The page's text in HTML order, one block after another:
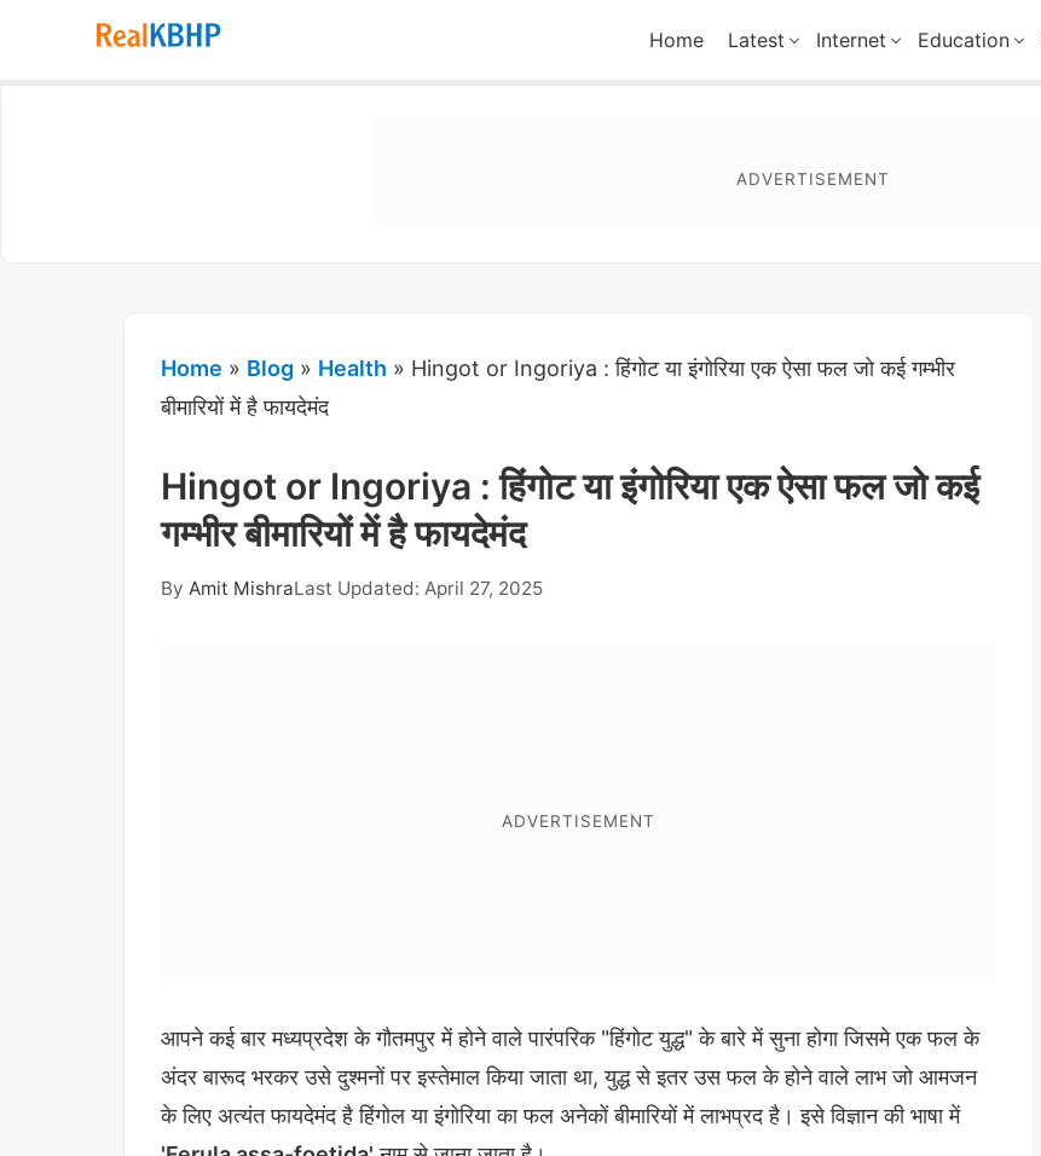
RealKBHP Home Latest Internet Education
Home » Blog » Health » Hingot or Ingoriya : हिंगोट या इंगोरिया एक ऐसा फल जो कई गम्भीर
बीमारियों में है फायदेमंद
Hingot or Ingoriya : हिंगोट या इंगोरिया एक ऐसा फल जो कई
गम्भीर बीमारियों में है फायदेमंद
By Amit MishraLast Updated: April 27, 2025
आपने कई बार मध्यप्रदेश के गौतमपुर में होने वाले पारंपरिक "हिंगोट युद्ध" के बारे में सुना होगा जिसमे एक फल के
अंदर बारूद भरकर उसे दुश्मनों पर इस्तेमाल किया जाता था, युद्ध से इतर उस फल के होने वाले लाभ जो आमजन
के लिए अत्यंत फायदेमंद है हिंगोल या इंगोरिया का फल अनेकों बीमारियों में लाभप्रद है। इसे विज्ञान की भाषा में